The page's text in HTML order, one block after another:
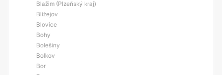
Blažim (Plzeňský kraj)
Blížejov
Blovice
Bohy
Bolešiny
Bolkov
Bor